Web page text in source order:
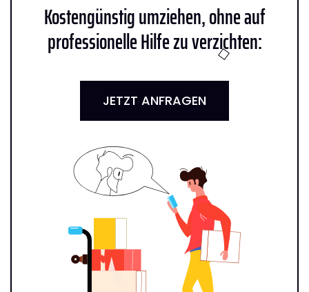
Kostengünstig umziehen, ohne auf
professionelle Hilfe zu verzichten:
JETZT ANFRAGEN